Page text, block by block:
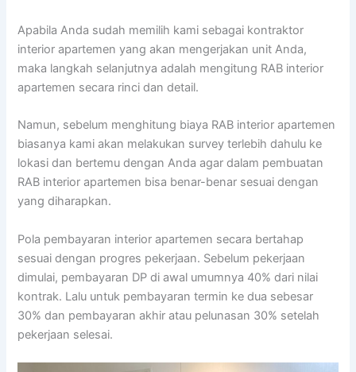
Apabila Anda sudah memilih kami sebagai kontraktor
interior apartemen yang akan mengerjakan unit Anda,
maka langkah selanjutnya adalah mengitung RAB interior
apartemen secara rinci dan detail.
Namun, sebelum menghitung biaya RAB interior apartemen
biasanya kami akan melakukan survey terlebih dahulu ke
lokasi dan bertemu dengan Anda agar dalam pembuatan
RAB interior apartemen bisa benar-benar sesuai dengan
yang diharapkan.
Pola pembayaran interior apartemen secara bertahap
sesuai dengan progres pekerjaan. Sebelum pekerjaan
dimulai, pembayaran DP di awal umumnya 40% dari nilai
kontrak. Lalu untuk pembayaran termin ke dua sebesar
30% dan pembayaran akhir atau pelunasan 30% setelah
pekerjaan selesai.